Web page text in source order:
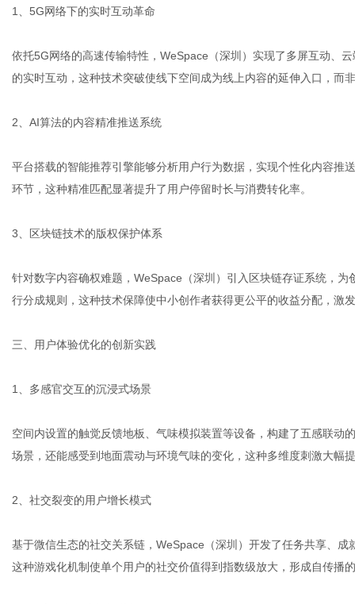
1、5G网络下的实时互动革命
依托5G网络的高速传输特性，WeSpace（深圳）实现了多屏互动、
的实时互动，这种技术突破使线下空间成为线上内容的延伸入口，而
2、AI算法的内容精准推送系统
平台搭载的智能推荐引擎能够分析用户行为数据，实现个性化内容推
环节，这种精准匹配显著提升了用户停留时长与消费转化率。
3、区块链技术的版权保护体系
针对数字内容确权难题，WeSpace（深圳）引入区块链存证系统，
行分成规则，这种技术保障使中小创作者获得更公平的收益分配，激
三、用户体验优化的创新实践
1、多感官交互的沉浸式场景
空间内设置的触觉反馈地板、气味模拟装置等设备，构建了五感联动
场景，还能感受到地面震动与环境气味的变化，这种多维度刺激大幅
2、社交裂变的用户增长模式
基于微信生态的社交关系链，WeSpace（深圳）开发了任务共享、
这种游戏化机制使单个用户的社交价值得到指数级放大，形成自传播